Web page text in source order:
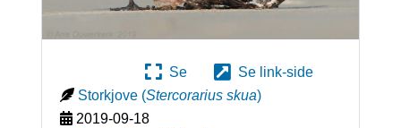
Se
Se link-side
Storkjove (Stercorarius skua)
2019-09-18